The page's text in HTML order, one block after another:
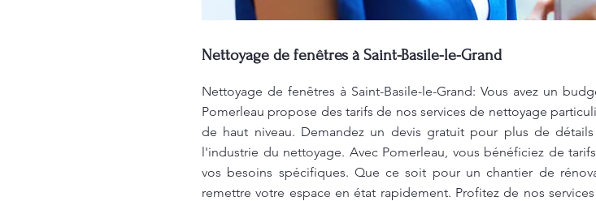
Nettoyage de fenêtres à Saint-Basile-le-Grand
Nettoyage de fenêtres à Saint-Basile-le-Grand: Vous avez un
Pomerleau propose des tarifs de nos services de nettoyage
de haut niveau. Demandez un devis gratuit pour plus de
l'industrie du nettoyage. Avec Pomerleau, vous bénéficiez de
vos besoins spécifiques. Que ce soit pour un chantier de
remettre votre espace en état rapidement. Profitez de nos